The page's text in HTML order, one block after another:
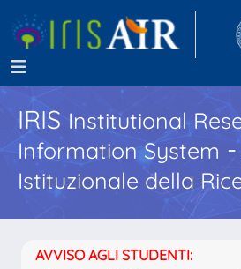
IRISInstitutional
Information System
Istituzionale della
AVVISO AGLI STUDENTI: